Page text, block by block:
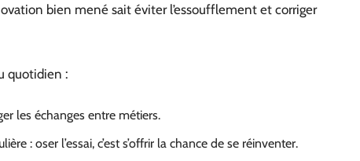
bien mené sait éviter l’essoufflement et corriger
quotidien :
les échanges entre métiers.
: oser l’essai, c’est s’offrir la chance de se réinventer.